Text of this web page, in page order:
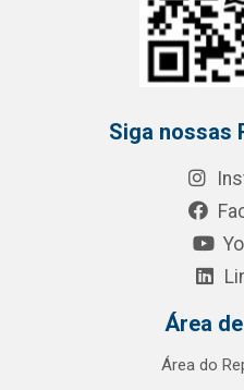
Siga nossas
Área
Área do